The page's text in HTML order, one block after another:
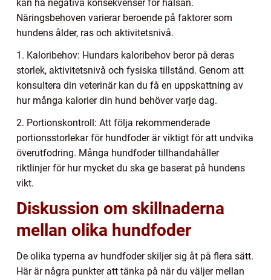
kan ha negativa konsekvenser för hälsan.
Näringsbehoven varierar beroende på faktorer som
hundens ålder, ras och aktivitetsnivå.
1. Kaloribehov: Hundars kaloribehov beror på deras
storlek, aktivitetsnivå och fysiska tillstånd. Genom att
konsultera din veterinär kan du få en uppskattning av
hur många kalorier din hund behöver varje dag.
2. Portionskontroll: Att följa rekommenderade
portionsstorlekar för hundfoder är viktigt för att undvika
överutfodring. Många hundfoder tillhandahåller
riktlinjer för hur mycket du ska ge baserat på hundens
vikt.
Diskussion om skillnaderna
mellan olika hundfoder
De olika typerna av hundfoder skiljer sig åt på flera sätt.
Här är några punkter att tänka på när du väljer mellan